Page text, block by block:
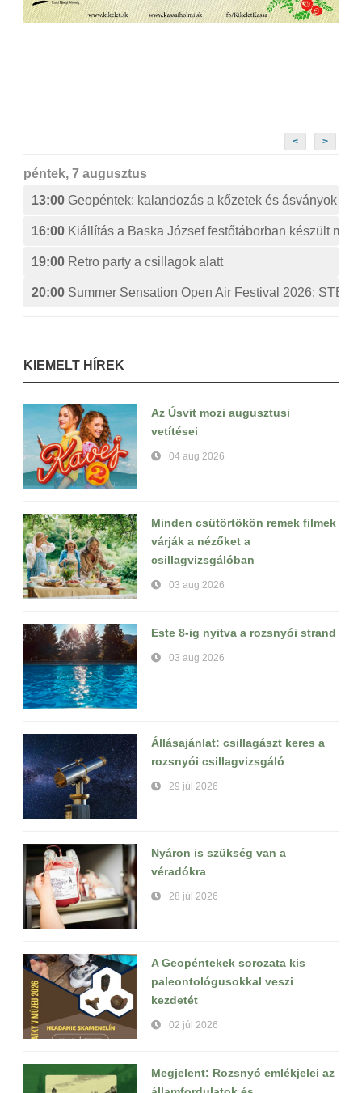
< >
péntek, 7 augusztus
13:00 Geopéntek: kalandozás a kőzetek és ásványok
16:00 Kiállítás a Baska József festőtáborban készült
19:00 Retro party a csillagok alatt
20:00 Summer Sensation Open Air Festival 2026:
KIEMELT HÍREK
Az Úsvit mozi augusztusi
vetítései
04 aug 2026
Minden csütörtökön remek filmek
várják a nézőket a
csillagvizsgálóban
03 aug 2026
Este 8-ig nyitva a rozsnyói strand
03 aug 2026
Állásajánlat: csillagászt keres a
rozsnyói csillagvizsgáló
29 júl 2026
Nyáron is szükség van a
véradókra
28 júl 2026
A Geopéntekek sorozata kis
paleontológusokkal veszi
kezdetét
02 júl 2026
Megjelent: Rozsnyó emlékjelei az